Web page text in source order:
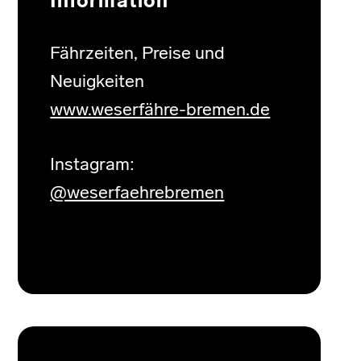
Fährzeiten, Preise und
Neuigkeiten
www.weserfähre-bremen.de
Instagram:
@weserfaehrebremen